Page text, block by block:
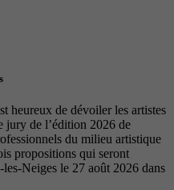
heureux de dévoiler les artistes
jury de l’édition 2026 de
du milieu artistique
propositions qui seront
Neiges le 27 août 2026 dans